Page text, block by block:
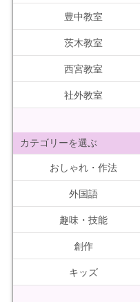
豊中教室
茨木教室
西宮教室
社外教室
カテゴリーを選ぶ
おしゃれ・作法
外国語
趣味・技能
創作
キッズ